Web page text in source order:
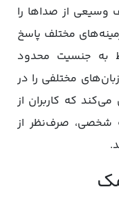
از صداها را
مختلف پاسخ
به جنسیت محدود
مختلفی را در
که کاربران از
شخصی، صرف‌نظر از